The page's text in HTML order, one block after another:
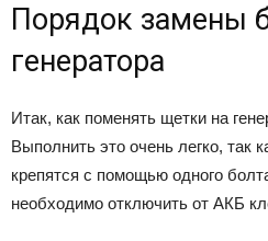
Порядок замены
генератора
Итак, как поменять щетки на
Выполнить это очень легко, так
крепятся с помощью одного
необходимо отключить от АКБ